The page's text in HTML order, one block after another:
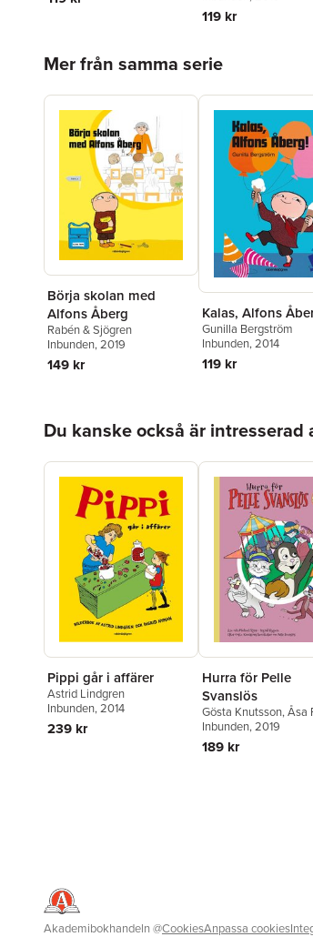
119 kr
Mer från samma serie
Börja skolan med
Alfons Åberg
Rabén & Sjögren
Inbunden, 2019
149 kr
Kalas, Alfons
Gunilla Bergström
Inbunden, 2014
119 kr
Du kanske också är intresserad
Pippi går i affärer
Astrid Lindgren
Inbunden, 2014
239 kr
Hurra för Pelle
Svanslös
Gösta Knutsson,Åsa
Michael Rönn
Inbunden, 2019
189 kr
Akademibokhandeln@CookiesAnpassa cookies